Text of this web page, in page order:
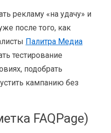
рекламу «на удачу» и
после того, как
Палитра Медиа
тестирование
подобрать
кампанию без
FAQPage)